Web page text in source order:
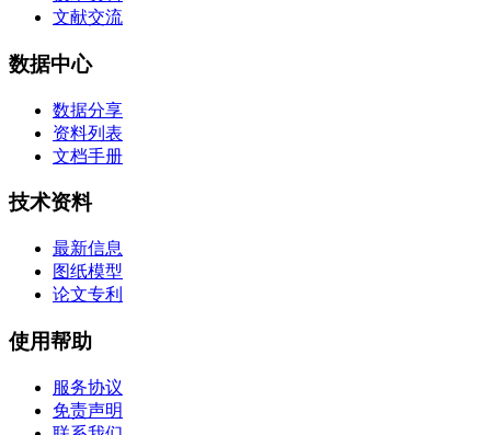
文献交流
数据中心
数据分享
资料列表
文档手册
技术资料
最新信息
图纸模型
论文专利
使用帮助
服务协议
免责声明